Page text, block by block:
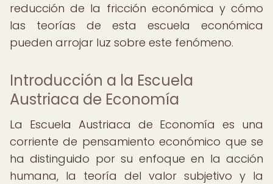
reducción de la fricción económica y cómo
las teorías de esta escuela económica
pueden arrojar luz sobre este fenómeno.
Introducción a la Escuela
Austriaca de Economía
La Escuela Austriaca de Economía es una
corriente de pensamiento económico que se
ha distinguido por su enfoque en la acción
humana, la teoría del valor subjetivo y la